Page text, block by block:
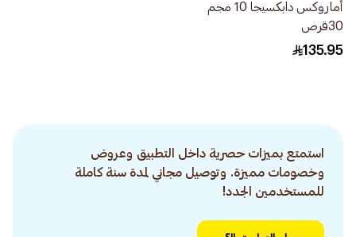
أماروكس دابكسيجا 10 مجم
30قرص
135.95
استمتع بميزات حصرية داخل التطبيق وعروض
وخصومات مميزة. وتوصيل مجاني لمدة سنة كاملة
للمستخدمين الجدد!